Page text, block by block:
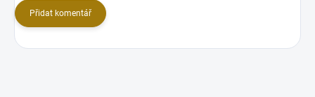
Přidat komentář